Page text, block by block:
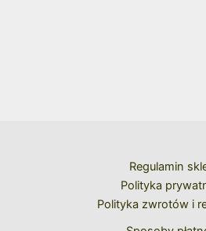
Regulamin
Polityka
Polityka zwrotów i